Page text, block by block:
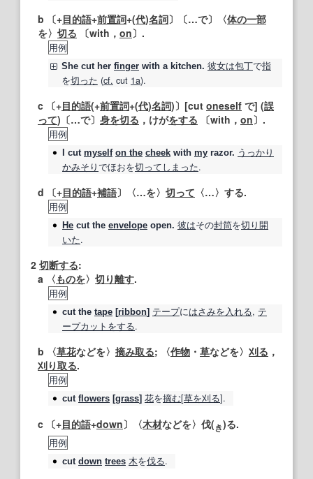
b 〔+目的語+前置詞+(代)名詞〕〔…で〕〈体の一部
を〉 切る 〔with， on〕.
用例
She cuther finger with a kitchen. 彼女は包丁で指
を切った (cf. cut 1a).
c 〔+目的語(+前置詞+(代)名詞)〕[cut oneself で] (誤
って)〔…で〕 身を切る ，けがをする 〔with， on〕.
用例
cut myself on the cheek with my razor. うっかり
かみそりでほおを切ってしまった.
d 〔+目的語+補語〕〈…を〉 切って 〈…〉する.
用例
He cutthe envelope open. 彼はその封筒を切り開
いた.
2 切断する:
a 〈ものを〉 切り離す.
用例
cutthe tape [ribbon] テープにはさみを入れる, テ
ープカット をする.
b 〈草花などを〉 摘み取る; 〈作物 ・ 草などを〉 刈る ，
刈り取る.
用例
cut flowers [grass] 花を摘む[草を刈る].
c 〔+目的語+down〕〈木材などを〉伐(き)る.
用例
cut down trees 木を伐る.